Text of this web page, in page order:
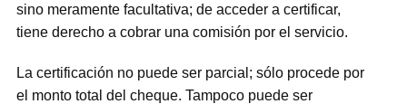
sino meramente facultativa; de acceder a certificar,
tiene derecho a cobrar una comisión por el servicio.
La certificación no puede ser parcial; sólo procede por
el monto total del cheque. Tampoco puede ser